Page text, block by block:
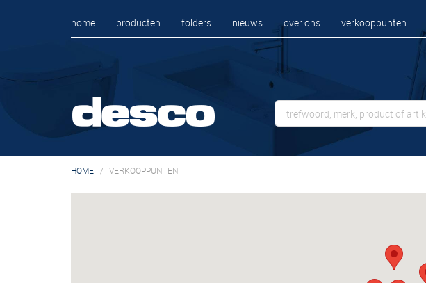
home producten folders nieuws over ons verkooppunten
HOME VERKOOPPUNTEN